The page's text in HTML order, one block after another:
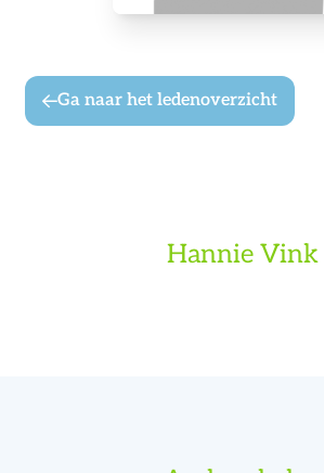
Ga naar het ledenoverzicht
Hannie Vink